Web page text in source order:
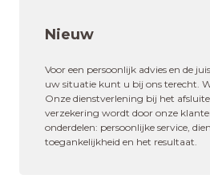
Nieuw
Voor een persoonlijk advies en de
uw situatie kunt u bij ons terecht.
Onze dienstverlening bij het
verzekering wordt door onze
onderdelen: persoonlijke service,
toegankelijkheid en het resultaat.